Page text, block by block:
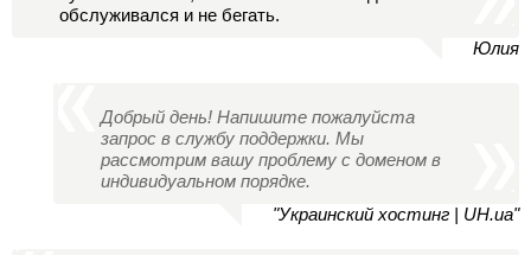
обслуживался и не бегать.
Юлия
Добрый день! Напишите пожалуйста
запрос в службу поддержки. Мы
рассмотрим вашу проблему с доменом в
индивидуальном порядке.
"Украинский хостинг | UH.ua"